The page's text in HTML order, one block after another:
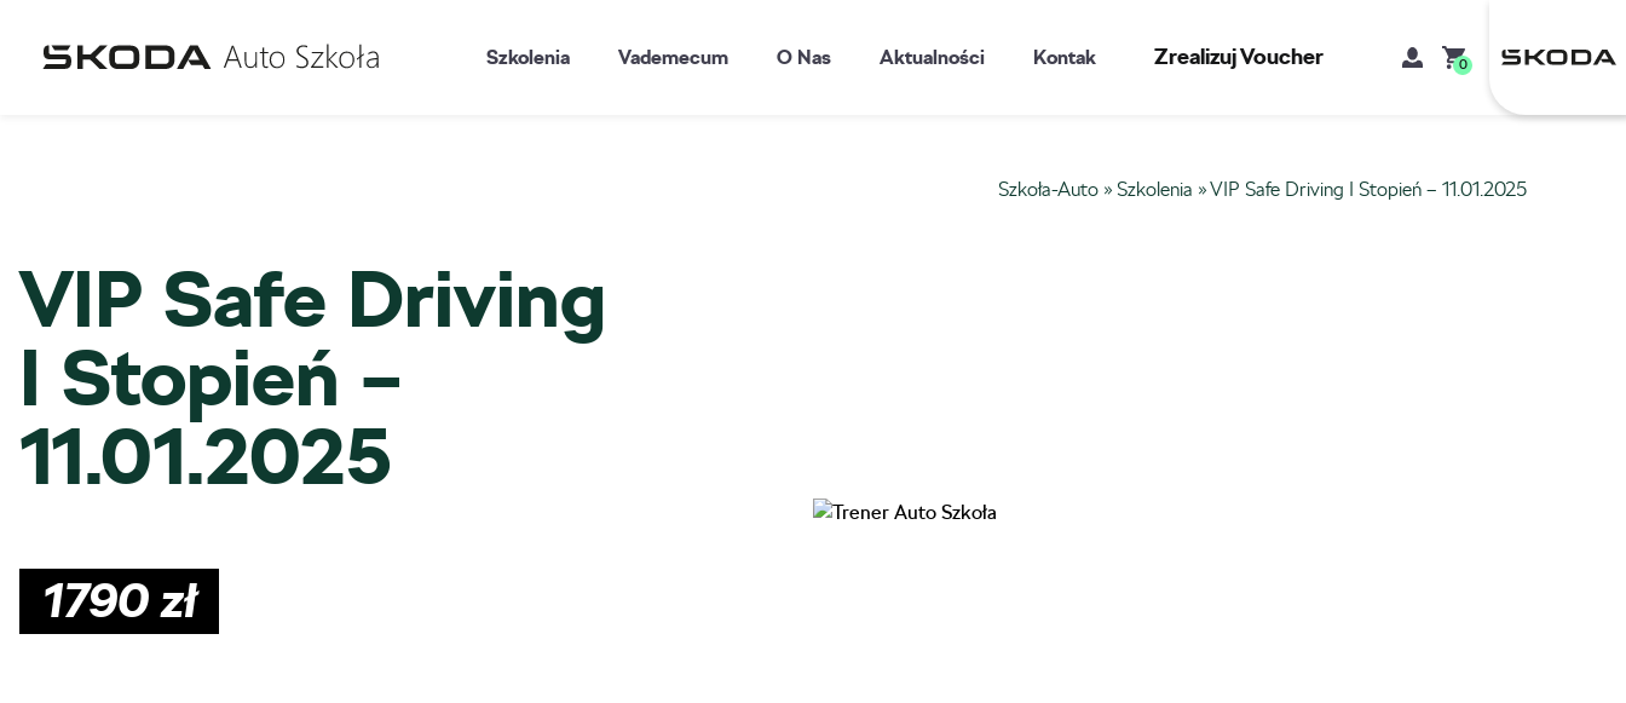
Szkolenia Vademecum O Nas Aktualności Kontakt Zrealizuj Voucher 0
Szkoła-Auto »Szkolenia »VIP Safe Driving I Stopień – 11.01.2025
VIP Safe Driving
I Stopień –
11.01.2025
1790zł